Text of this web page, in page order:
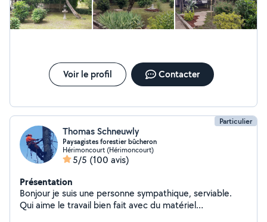
Voir le profil Contacter
Particulier
Thomas Schneuwly
Paysagistes forestier bûcheron
Hérimoncourt (Hérimoncourt)
5/5 (100 avis)
Présentation
Bonjour je suis une personne sympathique, serviable.
Qui aime le travail bien fait avec du matériel